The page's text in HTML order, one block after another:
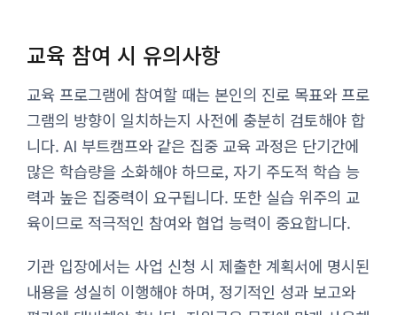
교육 참여 시 유의사항
교육 프로그램에 참여할 때는 본인의 진로 목표와 프로
그램의 방향이 일치하는지 사전에 충분히 검토해야 합
니다. AI 부트캠프와 같은 집중 교육 과정은 단기간에
많은 학습량을 소화해야 하므로, 자기 주도적 학습 능
력과 높은 집중력이 요구됩니다. 또한 실습 위주의 교
육이므로 적극적인 참여와 협업 능력이 중요합니다.
기관 입장에서는 사업 신청 시 제출한 계획서에 명시된
내용을 성실히 이행해야 하며, 정기적인 성과 보고와